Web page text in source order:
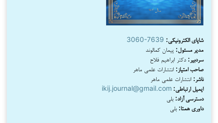
شاپای الکترونیکی: 3060-7639
مدیر مسئول: پیمان کمالوند
سردبیر: دکتر ابراهیم فلاح
صاحب امتیاز: انتشارات علمی ماهر
ناشر: انتشارات علمی ماهر
ایمیل ارتباطی: ikij.journal@gmail.com
دسترسی آزاد: بلی
داوری همتا: بلی